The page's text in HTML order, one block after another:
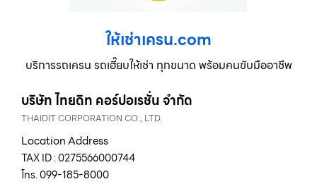
ให้เช่าเครน.com
บริการรถเครน รถเฮี๊ยบให้เช่า ทุกขนาด พร้อมคนขับมืออาชีพ
บริษัท ไทยดิท คอร์ปอเรชั่น จำกัด
THAIDIT CORPORATION CO., LTD.
Location Address
TAX ID : 0275566000744
โทร. 099-185-8000